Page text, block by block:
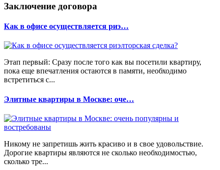
Заключение договора
Как в офисе осуществляется риэ…
Этап первый: Сразу после того как вы посетили квартиру,
пока еще впечатления остаются в памяти, необходимо
встретиться с...
Элитные квартиры в Москве: оче…
Никому не запретишь жить красиво и в свое удовольствие.
Дорогие квартиры являются не сколько необходимостью,
сколько тре...